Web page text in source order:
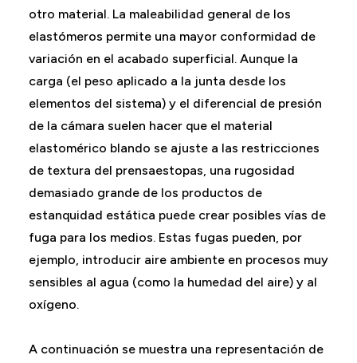
otro material. La maleabilidad general de los
elastómeros permite una mayor conformidad de
variación en el acabado superficial. Aunque la
carga (el peso aplicado a la junta desde los
elementos del sistema) y el diferencial de presión
de la cámara suelen hacer que el material
elastomérico blando se ajuste a las restricciones
de textura del prensaestopas, una rugosidad
demasiado grande de los productos de
estanquidad estática puede crear posibles vías de
fuga para los medios. Estas fugas pueden, por
ejemplo, introducir aire ambiente en procesos muy
sensibles al agua (como la humedad del aire) y al
oxígeno.
A continuación se muestra una representación de